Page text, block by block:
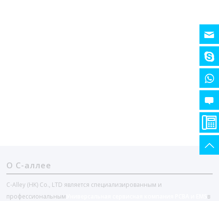
О С-аллее
C-Alley (HK) Co., LTD является специализированным и
профессиональным
в